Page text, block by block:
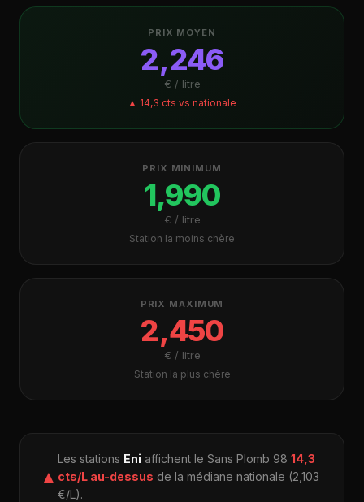
PRIX MOYEN
2,246
€ / litre
▲ 14,3 cts vs nationale
PRIX MINIMUM
1,990
€ / litre
Station la moins chère
PRIX MAXIMUM
2,450
€ / litre
Station la plus chère
▲
Les stations Eni affichent le Sans Plomb 98 14,3
cts/L au-dessus de la médiane nationale (2,103
€/L).